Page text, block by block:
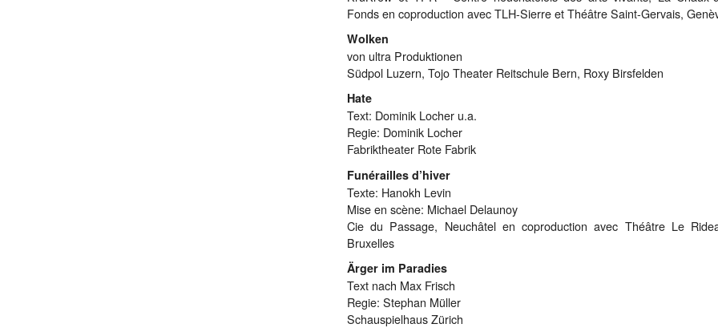
Fonds en coproduction avec TLH-Sierre et Théâtre Saint-Gervais,
Wolken
von ultra Produktionen
Südpol Luzern, Tojo Theater Reitschule Bern, Roxy Birsfelden
Hate
Text: Dominik Locher u.a.
Regie: Dominik Locher
Fabriktheater Rote Fabrik
Funérailles d’hiver
Texte: Hanokh Levin
Mise en scène: Michael Delaunoy
Cie du Passage, Neuchâtel en coproduction avec Théâtre Le
Bruxelles
Ärger im Paradies
Text nach Max Frisch
Regie: Stephan Müller
Schauspielhaus Zürich